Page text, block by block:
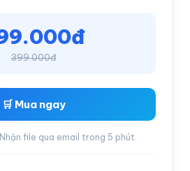
399.000đ
🛒 Mua ngay
Nhận file qua email trong 5 phút.